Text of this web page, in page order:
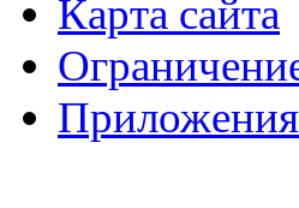
Карта сайта
Приложения